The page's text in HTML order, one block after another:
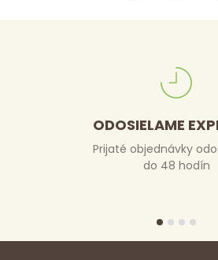
ODOSIELAME
Prijaté objednávky
do 48 hodín